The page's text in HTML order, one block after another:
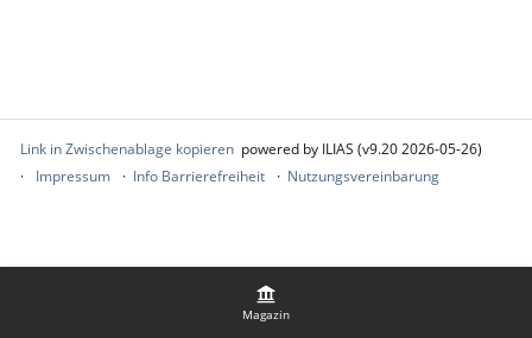
Magazin
Link in Zwischenablage kopieren powered by ILIAS (v9.20 2026-05-26)
Impressum
Info Barrierefreiheit Nutzungsvereinbarung